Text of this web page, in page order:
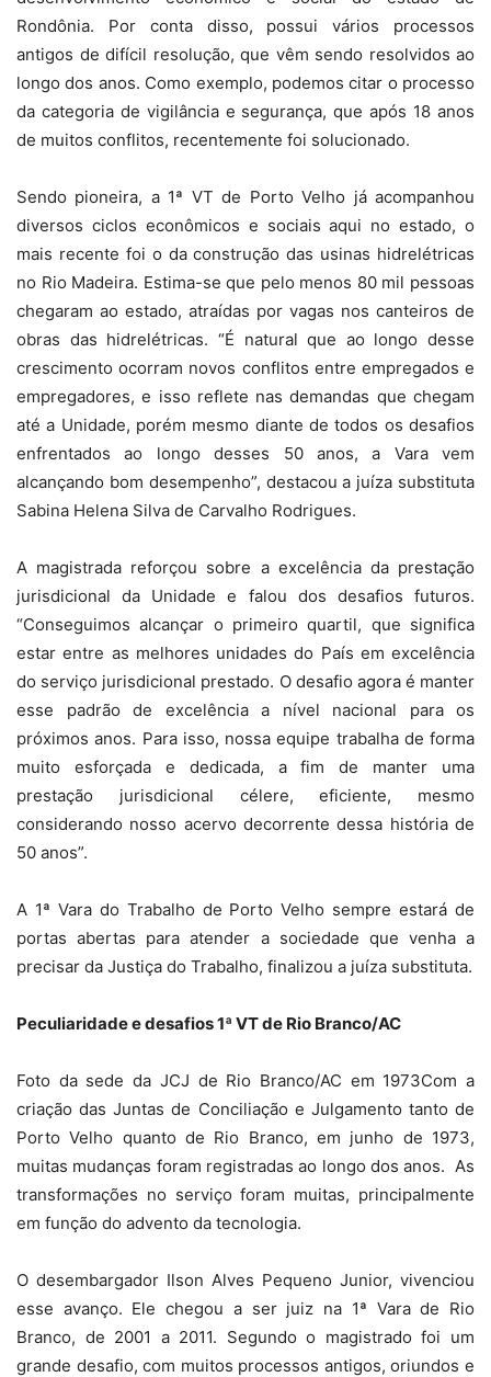
Rondônia. Por conta disso, possui vários processos
antigos de difícil resolução, que vêm sendo resolvidos ao
longo dos anos. Como exemplo, podemos citar o processo
da categoria de vigilância e segurança, que após 18 anos
de muitos conflitos, recentemente foi solucionado.
Sendo pioneira, a 1ª VT de Porto Velho já acompanhou
diversos ciclos econômicos e sociais aqui no estado, o
mais recente foi o da construção das usinas hidrelétricas
no Rio Madeira. Estima-se que pelo menos 80 mil pessoas
chegaram ao estado, atraídas por vagas nos canteiros de
obras das hidrelétricas. “É natural que ao longo desse
crescimento ocorram novos conflitos entre empregados e
empregadores, e isso reflete nas demandas que chegam
até a Unidade, porém mesmo diante de todos os desafios
enfrentados ao longo desses 50 anos, a Vara vem
alcançando bom desempenho”, destacou a juíza substituta
Sabina Helena Silva de Carvalho Rodrigues.
A magistrada reforçou sobre a excelência da prestação
jurisdicional da Unidade e falou dos desafios futuros.
“Conseguimos alcançar o primeiro quartil, que significa
estar entre as melhores unidades do País em excelência
do serviço jurisdicional prestado. O desafio agora é manter
esse padrão de excelência a nível nacional para os
próximos anos. Para isso, nossa equipe trabalha de forma
muito esforçada e dedicada, a fim de manter uma
prestação jurisdicional célere, eficiente, mesmo
considerando nosso acervo decorrente dessa história de
50 anos”.
A 1ª Vara do Trabalho de Porto Velho sempre estará de
portas abertas para atender a sociedade que venha a
precisar da Justiça do Trabalho, finalizou a juíza substituta.
Peculiaridade e desafios 1ª VT de Rio Branco/AC
Foto da sede da JCJ de Rio Branco/AC em 1973Com a
criação das Juntas de Conciliação e Julgamento tanto de
Porto Velho quanto de Rio Branco, em junho de 1973,
muitas mudanças foram registradas ao longo dos anos. As
transformações no serviço foram muitas, principalmente
em função do advento da tecnologia.
O desembargador Ilson Alves Pequeno Junior, vivenciou
esse avanço. Ele chegou a ser juiz na 1ª Vara de Rio
Branco, de 2001 a 2011. Segundo o magistrado foi um
grande desafio, com muitos processos antigos, oriundos e